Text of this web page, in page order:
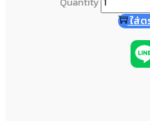
ใส่ต